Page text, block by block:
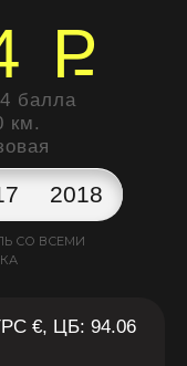
P
4 балла
км.
2018
СО ВСЕМИ
€, ЦБ: 94.06